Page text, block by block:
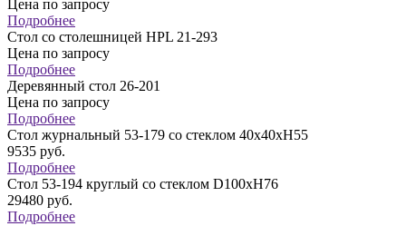
Цена по запросу
Подробнее
Стол со столешницей HPL 21-293
Цена по запросу
Подробнее
Деревянный стол 26-201
Цена по запросу
Подробнее
Стол журнальный 53-179 со стеклом 40х40хН55
9535 руб.
Подробнее
Стол 53-194 круглый со стеклом D100хH76
29480 руб.
Подробнее